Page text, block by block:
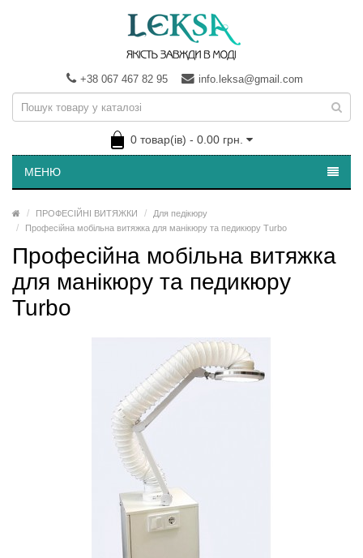
+38 067 467 82 95 info.leksa@gmail.com
0 товар(ів) - 0.00 грн.
МЕНЮ
ПРОФЕСІЙНІ ВИТЯЖКИ
Для педікюру
Професійна мобільна витяжка для манікюру та педикюру Turbo
Професійна мобільна витяжка
для манікюру та педикюру
Turbo